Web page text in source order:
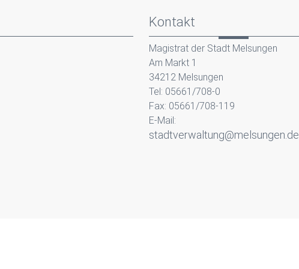
Kontakt
Magistrat der Stadt Melsungen
Am Markt 1
34212 Melsungen
Tel: 05661/708-0
Fax: 05661/708-119
E-Mail:
stadtverwaltung@melsungen.de